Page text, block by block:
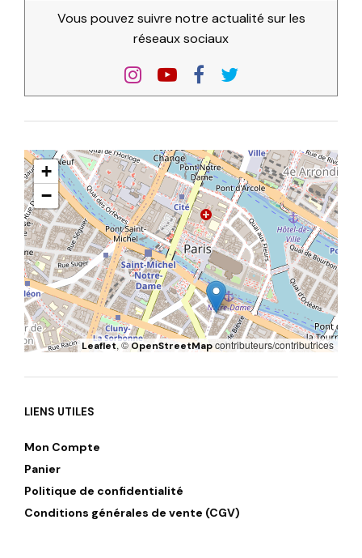
Vous pouvez suivre notre actualité sur les
réseaux sociaux
+
−
Leaflet, ©OpenStreetMapcontributeurs/contributrices
LIENS UTILES
Mon Compte
Panier
Politique de confidentialité
Conditions générales de vente (CGV)